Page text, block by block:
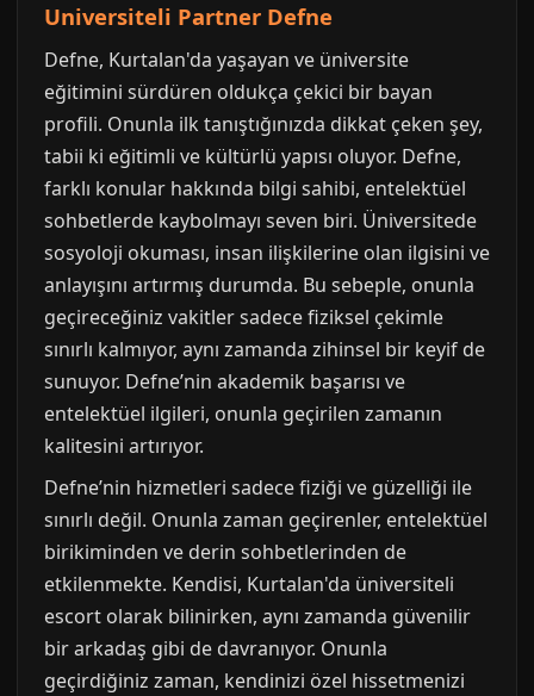
Universiteli Partner Defne
Defne, Kurtalan'da yaşayan ve üniversite
eğitimini sürdüren oldukça çekici bir bayan
profili. Onunla ilk tanıştığınızda dikkat çeken şey,
tabii ki eğitimli ve kültürlü yapısı oluyor. Defne,
farklı konular hakkında bilgi sahibi, entelektüel
sohbetlerde kaybolmayı seven biri. Üniversitede
sosyoloji okuması, insan ilişkilerine olan ilgisini ve
anlayışını artırmış durumda. Bu sebeple, onunla
geçireceğiniz vakitler sadece fiziksel çekimle
sınırlı kalmıyor, aynı zamanda zihinsel bir keyif de
sunuyor. Defne’nin akademik başarısı ve
entelektüel ilgileri, onunla geçirilen zamanın
kalitesini artırıyor.
Defne’nin hizmetleri sadece fiziği ve güzelliği ile
sınırlı değil. Onunla zaman geçirenler, entelektüel
birikiminden ve derin sohbetlerinden de
etkilenmekte. Kendisi, Kurtalan'da üniversiteli
escort olarak bilinirken, aynı zamanda güvenilir
bir arkadaş gibi de davranıyor. Onunla
geçirdiğiniz zaman, kendinizi özel hissetmenizi